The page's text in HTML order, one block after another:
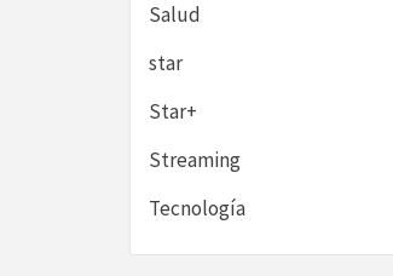
Salud
star
Star+
Streaming
Tecnología